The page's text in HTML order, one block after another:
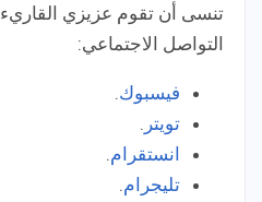
تنسى أن تقوم عزيزي القاريء
التواصل الاجتماعي:
فيسبوك.
تويتر .
انستقرام.
تليجرام.